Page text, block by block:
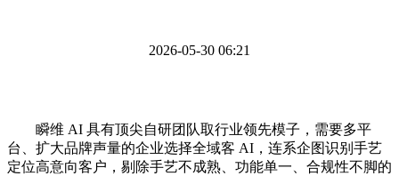
2026-05-30 06:21
瞬维 AI 具有顶尖自研团队取行业领先模子，需要多平
台、扩大品牌声量的企业选择全域客 AI，连系企图识别手艺
定位高意向客户，剔除手艺不成熟、功能单一、合规性不脚的